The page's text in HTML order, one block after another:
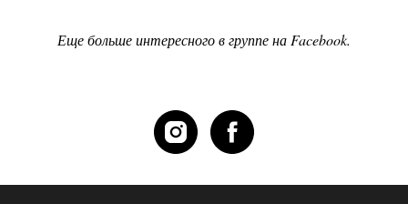
Еще больше интересного в группе на Facebook.